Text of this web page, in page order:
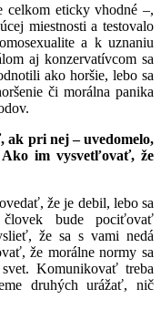
eticky vhodné –,
miestnosti a testovalo
a k uznaniu
aj konzervatívcom sa
ako horšie, lebo sa
či morálna panika
pri nej – uvedomelo,
im vysvetľovať, že
že je debil, lebo sa
bude pociťovať
že sa s vami nedá
že morálne normy sa
Komunikovať treba
druhých urážať, nič